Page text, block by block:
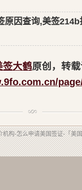
原因查询,美签214b
签大鹤原创，转
构-怎么申请美国签证-「美